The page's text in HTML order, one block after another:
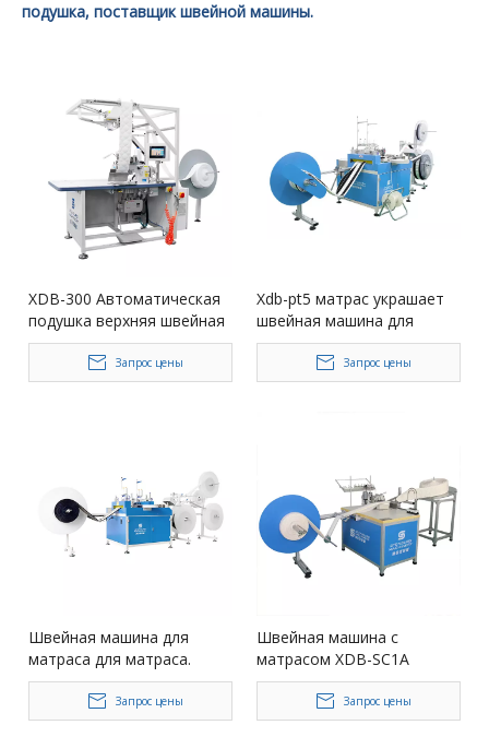
подушка, поставщик швейной машины.
XDB-300 Автоматическая
подушка верхняя швейная
машина для матраса для
матраса
Запрос цены
Xdb-pt5 матрас украшает
швейная машина для
швейной машины ленты
Запрос цены
Швейная машина для
матраса для матраса.
Запрос цены
Швейная машина с
матрасом XDB-SC1A
подушка
Запрос цены